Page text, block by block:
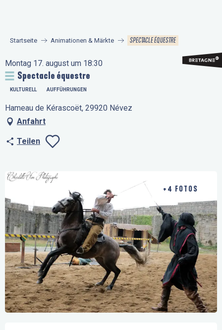
principal
Startseite Animationen & Märkte SPECTACLE ÉQUESTRE
Montag 17. august um 18:30
Spectacle équestre
KULTURELL AUFFÜHRUNGEN
Hameau de Kérascoët, 29920 Névez
Anfahrt
Teilen
+4 FOTOS